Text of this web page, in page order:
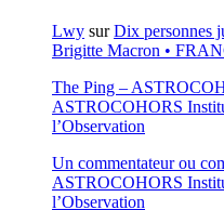
Lwy surDix personnes
Brigitte Macron •
The Ping –
ASTROCOHORS
l’Observation
Un commentateur ou
ASTROCOHORS
l’Observation